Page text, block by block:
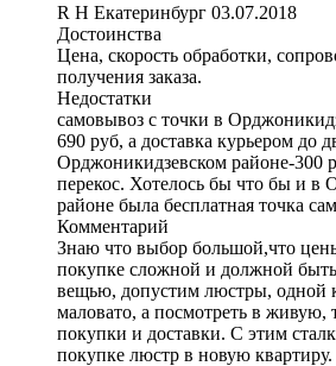
R H Екатеринбург 03.07.2018
Достоинства
Цена, скорость обработки,
получения заказа.
Недостатки
самовывоз с точки в
690 руб, а доставка курьером до
Орджоникидзевском районе-300
перекос. Хотелось бы что бы и в
районе была бесплатная точка
Комментарий
Знаю что выбор большой,что
покупке сложной и должной быть
вещью, допустим люстры, одной
маловато, а посмотреть в живую,
покупки и доставки. С этим
покупке люстр в новую квартиру.